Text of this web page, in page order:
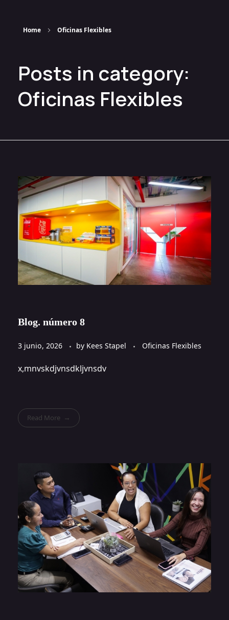
Home Oficinas Flexibles
Posts in category:
Oficinas Flexibles
Blog. número 8
3 junio, 2026 by Kees Stapel Oficinas Flexibles
x,mnvskdjvnsdkljvnsdv
Read More